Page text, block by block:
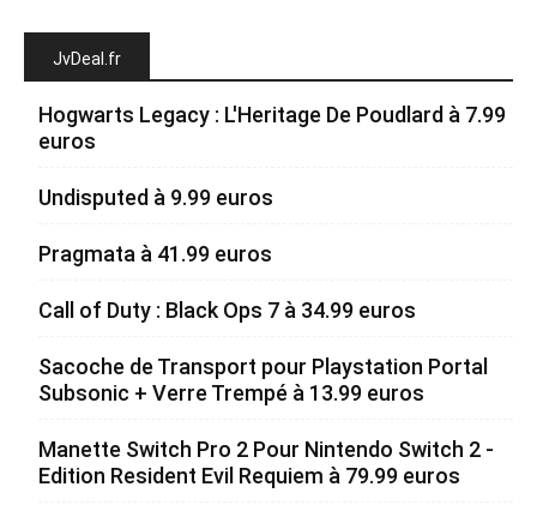
JvDeal.fr
Hogwarts Legacy : L'Heritage De Poudlard à 7.99
euros
Undisputed à 9.99 euros
Pragmata à 41.99 euros
Call of Duty : Black Ops 7 à 34.99 euros
Sacoche de Transport pour Playstation Portal
Subsonic + Verre Trempé à 13.99 euros
Manette Switch Pro 2 Pour Nintendo Switch 2 -
Edition Resident Evil Requiem à 79.99 euros